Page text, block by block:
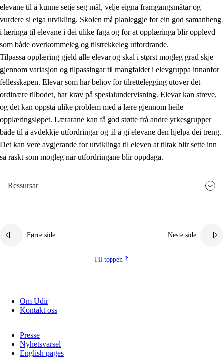
elevane til å kunne setje seg mål, velje eigna framgangsmåtar og
vurdere si eiga utvikling. Skolen må planleggje for ein god samanheng
i læringa til elevane i dei ulike faga og for at opplæringa blir opplevd
som både overkommeleg og tilstrekkeleg utfordrande.
Tilpassa opplæring gjeld alle elevar og skal i størst mogleg grad skje
gjennom variasjon og tilpassingar til mangfaldet i elevgruppa innanfor
fellesskapen. Elevar som har behov for tilrettelegging utover det
ordinære tilbodet, har krav på spesialundervisning. Elevar kan streve,
og det kan oppstå ulike problem med å lære gjennom heile
opplæringsløpet. Lærarane kan få god støtte frå andre yrkesgrupper
både til å avdekkje utfordringar og til å gi elevane den hjelpa dei treng.
Det kan vere avgjerande for utviklinga til eleven at tiltak blir sette inn
så raskt som mogleg når utfordringane blir oppdaga.
Ressursar
Førre side Neste side
Til toppen
Om Udir
Kontakt oss
Presse
Nyhetsvarsel
English pages